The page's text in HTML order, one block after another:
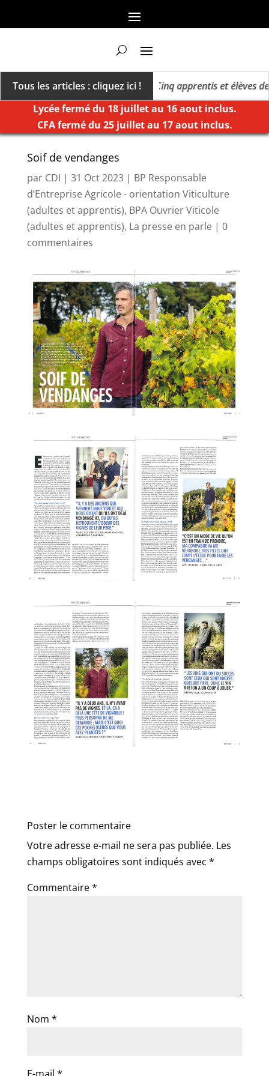
Tous les articles : cliquez ici !
millésime des extrêmes »
Cinq apprentis et élèves de
Lycée fermé du 18 juillet au 16 aout inclus.
CFA fermé du 25 juillet au 17 aout inclus.
Soif de vendanges
par CDI | 31 Oct 2023| BP Responsable
d’Entreprise Agricole - orientation Viticulture
(adultes et apprentis), BPA Ouvrier Viticole
(adultes et apprentis), La presse en parle| 0
commentaires
Poster le commentaire
Votre adresse e-mail ne sera pas publiée. Les
champs obligatoires sont indiqués avec *
Commentaire*
Nom *